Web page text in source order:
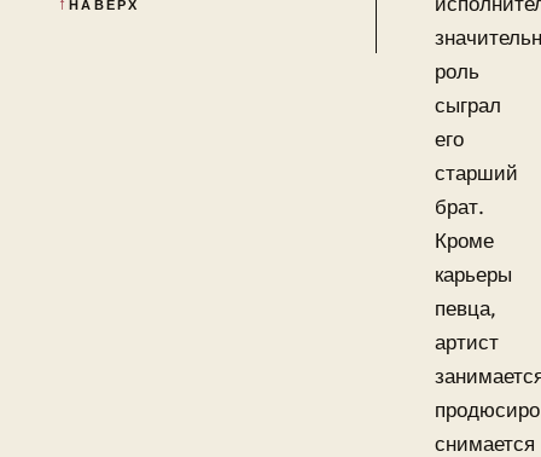
НАВЕРХ
роль
сыграл
его
старший
брат.
Кроме
карьеры
певца,
артист
снимается